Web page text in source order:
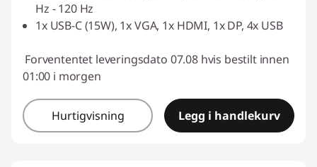
Hz - 120 Hz
1x USB-C (15W), 1x VGA, 1x HDMI, 1x DP, 4x USB
Forvententet leveringsdato 07.08 hvis bestilt innen
01:00 i morgen
Hurtigvisning Legg i handlekurv